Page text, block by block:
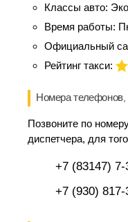
Классы авто:
Время работы:
Официальный
Рейтинг такси:
Номера телефонов,
Позвоните по
диспетчера, для
+7 (83147) 7-
+7 (930) 817-